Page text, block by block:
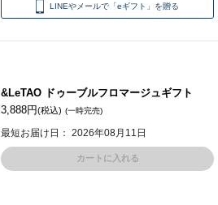
LINEやメールで「eギフト」を贈る
&LeTAO ドゥーブルフロマージュギフト
3,888円(税込) (一時完売)
最短お届け日： 2026年08月11日
カートに入れる